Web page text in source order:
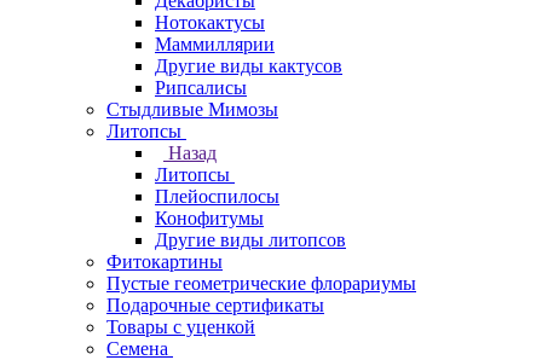
Нотокактусы
Маммиллярии
Другие виды кактусов
Рипсалисы
Стыдливые Мимозы
Литопсы
Назад
Литопсы
Плейоспилосы
Конофитумы
Другие виды литопсов
Фитокартины
Пустые геометрические флорариумы
Подарочные сертификаты
Товары с уценкой
Семена